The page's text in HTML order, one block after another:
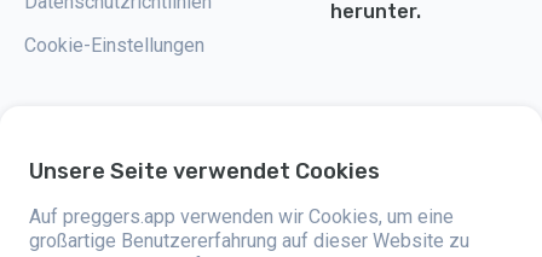
Cookie-Einstellungen
herunter.
Preggers ist eine App, die 2017 von der schwedischen Firma Stroller AB
frischgebackene Eltern weltweit einfacher zu machen. Mit einem
vielseitigen Team und der Unterstützung von Experten haben sie
benutzerfreundliche Apps entwickelt, die bereits von über zwei Millionen
Unsere Seite verwendet Cookies
Auf preggers.app verwenden wir Cookies, um eine
großartige Benutzererfahrung auf dieser Website zu